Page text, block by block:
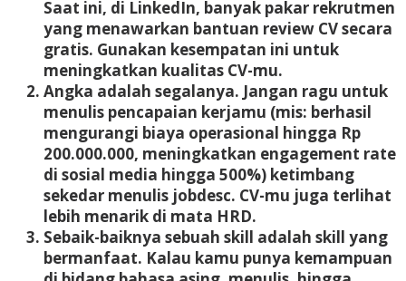
Saat ini, di LinkedIn, banyak pakar rekrutmen
yang menawarkan bantuan review CV secara
gratis. Gunakan kesempatan ini untuk
meningkatkan kualitas CV-mu.
Angka adalah segalanya. Jangan ragu untuk
menulis pencapaian kerjamu (mis: berhasil
mengurangi biaya operasional hingga Rp
200.000.000, meningkatkan engagement rate
di sosial media hingga 500%) ketimbang
sekedar menulis jobdesc. CV-mu juga terlihat
lebih menarik di mata HRD.
Sebaik-baiknya sebuah skill adalah skill yang
bermanfaat. Kalau kamu punya kemampuan